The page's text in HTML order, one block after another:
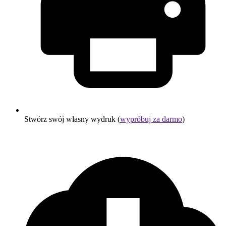
Stwórz swój własny wydruk (wypróbuj za darmo)